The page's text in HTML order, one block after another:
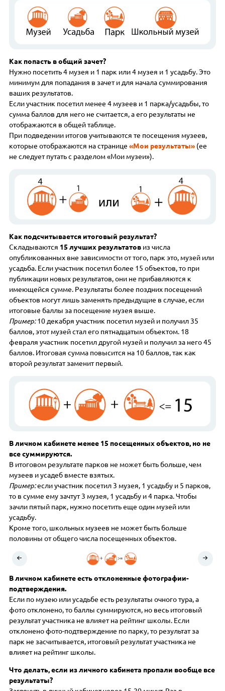
Как попасть в общий зачет?
Нужно посетить 4 музея и 1 парк или 4 музея и 1 усадьбу. Это
минимум для попадания в зачет и для начала суммирования
ваших результатов.
Если участник посетил менее 4 музеев и 1 парка/усадьбы, то
сумма баллов для него не считается, а его результаты не
отображаются в общей таблице.
При подведении итогов учитываются те посещения музеев,
которые отображаются на странице«Мои результаты» (ее
не следует путать с разделом «Мои музеи»).
Как подсчитывается итоговый результат?
Складываются 15 лучших результатов из числа
опубликованных вне зависимости от того, парк это, музей или
усадьба. Если участник посетил более 15 объектов, то при
публикации новых результатов, они не прибавляются к
имеющейся сумме. Результаты более поздних посещений
объектов могут лишь заменять предыдущие в случае, если
итоговые баллы за посещение музея выше.
Пример:10 декабря участник посетил музей и получил 35
баллов, этот музей стал его пятнадцатым объектом. 18
февраля участник посетил другой музей и получил за него 45
баллов. Итоговая сумма повысится на 10 баллов, так как
второй результат заменит первый.
В личном кабинете менее 15 посещенных объектов, но не
все суммируются.
В итоговом результате парков не может быть больше, чем
музеев и усадеб вместе взятых.
Пример:если участник посетил 3 музея, 1 усадьбу и 5 парков,
то в сумме ему зачтут 3 музея, 1 усадьбу и 4 парка. Чтобы
зачли пятый парк, нужно посетить еще один музей или
усадьбу.
Кроме того, школьных музеев не может быть больше
половины от общего числа посещенных объектов.
В личном кабинете есть отклоненные фотографии-
подтверждения.
Если по музею или усадьбе есть результаты очного тура, а
фото отклонено, то баллы суммируются, но весь итоговый
результат участника не влияет на рейтинг школы. Если
отклонено фото-подтверждение по парку, то результат за
парк не засчитывается, итоговый результат участника не
влияет на рейтинг школы.
Что делать, если из личного кабинета пропали вообще все
результаты?